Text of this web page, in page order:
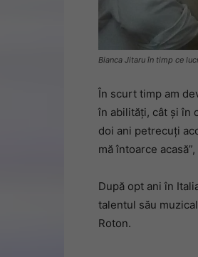
Bianca Jitaru în timp ce
În scurt timp am
în abilități, cât și în
doi ani petrecuți
mă întoarce
După opt ani în
talentul său
Roton.